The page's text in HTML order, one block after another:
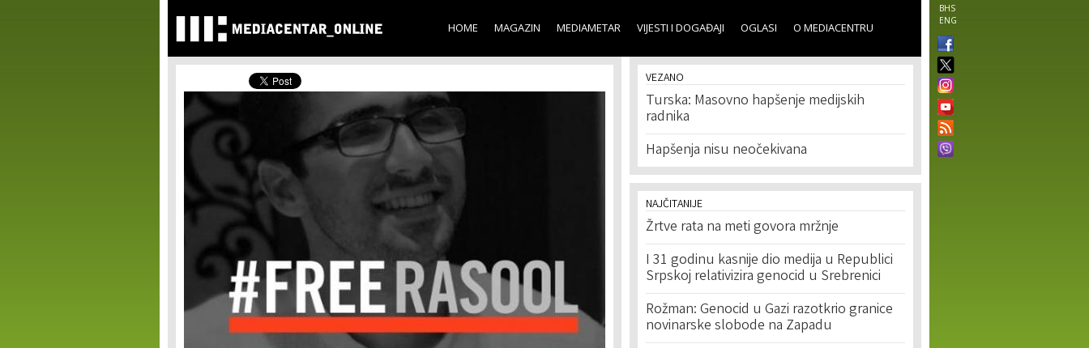
main
content
BHS
ENG
HOME MAGAZIN MEDIAMETAR VIJESTI I DOGAĐAJI OGLASI O MEDIACENTRU
VEZANO
Turska: Masovno hapšenje medijskih
radnika
Hapšenja nisu neočekivana
NAJČITANIJE
Žrtve rata na meti govora mržnje
I 31 godinu kasnije dio medija u Republici
Srpskoj relativizira genocid u Srebrenici
Rožman: Genocid u Gazi razotkrio granice
novinarske slobode na Zapadu